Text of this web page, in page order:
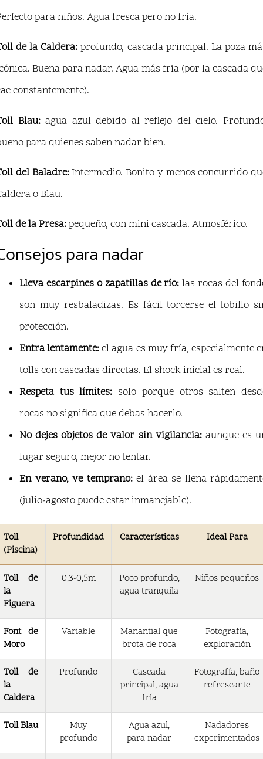
para niños. Agua fresca pero no fría.
de la Caldera: profundo, cascada principal. La poza
Buena para nadar. Agua más fría (por la cascada
constantemente).
Blau:agua azul debido al reflejo del cielo.
para quienes saben nadar bien.
del Baladre:Intermedio. Bonito y menos concurrido
o Blau.
de la Presa:pequeño, con mini cascada. Atmosférico.
para nadar
Lleva escarpines o zapatillas de río: las rocas del
son muy resbaladizas. Es fácil torcerse el tobillo
protección.
Entra lentamente:el agua es muy fría, especialmente
tolls con cascadas directas. El shock inicial es real.
Respeta tus límites: solo porque otros salten
rocas no significa que debas hacerlo.
No dejes objetos de valor sin vigilancia:aunque es
lugar seguro, mejor no tentar.
En verano, ve temprano:el área se llena
(julio-agosto puede estar inmanejable).
Toll
(Piscina)
Profundidad Características Ideal Para
Toll de
la
Figuera
0,3-0,5m
Poco profundo,
agua tranquila
Niños pequeños
Font de
Moro
Variable
Manantial que
brota de roca
Fotografía,
exploración
Toll de
la
Caldera
Profundo
Cascada
principal, agua
fría
Fotografía, baño
refrescante
Toll Blau
Muy
profundo
Agua azul,
para nadar
Nadadores
experimentados